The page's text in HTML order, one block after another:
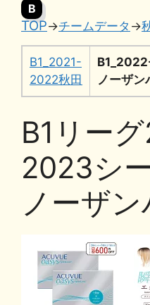
e
b
o
o
k
e
s
k
y
e
n
a
B
TOP→チームデータ →
B1_2021-
2022秋田
ノーザン
B1リー
2023シ
ノーザ